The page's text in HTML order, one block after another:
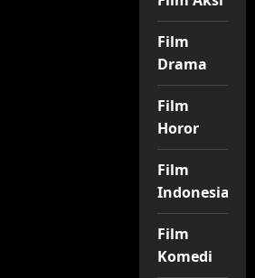
Film
Drama
Film
Horor
Film
Indonesia
Film
Komedi